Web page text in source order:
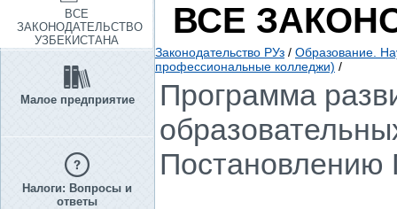
ВСЕ
ЗАКОНОДАТЕЛЬСТВО
УЗБЕКИСТАНА
Малое предприятие
Налоги: Вопросы и
ответы
ВСЕ
Законодательство РУз / Образование.
профессиональные колледжи) /
Программа
Постановлению